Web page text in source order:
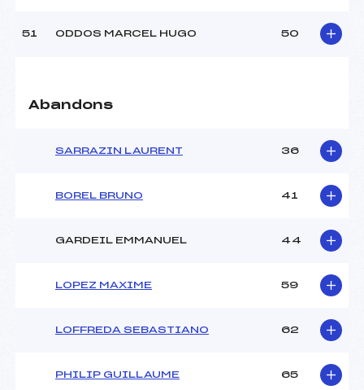
51 ODDOS MARCEL HUGO 50
Abandons
SARRAZIN LAURENT 36
BOREL BRUNO 41
GARDEIL EMMANUEL 44
LOPEZ MAXIME 59
LOFFREDA SEBASTIANO 62
PHILIP GUILLAUME 65